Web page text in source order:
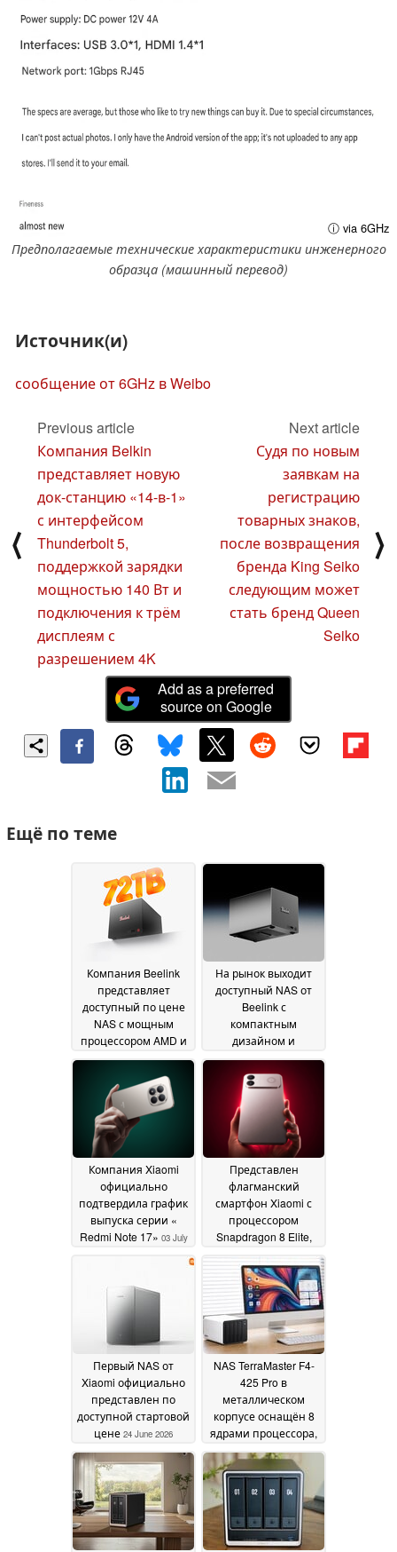
ⓘ via 6GHz
Предполагаемые технические характеристики инженерного
образца (машинный перевод)
Источник(и)
сообщение от 6GHz в Weibo
⟨
Previous article
Компания Belkin
представляет новую
док-станцию «14-в-1»
с интерфейсом
Thunderbolt 5,
поддержкой зарядки
мощностью 140 Вт и
подключения к трём
дисплеям с
разрешением 4K
Next article
Судя по новым
заявкам на
регистрацию
товарных знаков,
после возвращения
бренда King Seiko
следующим может
стать бренд Queen
Seiko
⟩
Add as a preferred
source on Google
Ещё по теме
Компания Beelink
представляет
доступный по цене
NAS с мощным
процессором AMD и
поддержкой
хранилища объемом
72 ТБ18 July 2026
На рынок выходит
доступный NAS от
Beelink с
компактным
дизайном и
поддержкой объёма
хранения до 68 ТБ
July 2026
Компания Xiaomi
официально
подтвердила график
выпуска серии «
Redmi Note 17» 03 July
Представлен
флагманский
смартфон Xiaomi с
процессором
Snapdragon 8 Elite,
обновления 165 Гц и
динамиками,
настроенными
компанией Bose01
July 2026
Первый NAS от
Xiaomi официально
представлен по
доступной стартовой
цене 24 June 2026
NAS TerraMaster F4-
425 Pro в
металлическом
корпусе оснащён 8
ядрами процессора,
4 жесткими дисками
и 3 SSD-
накопителями 23 June